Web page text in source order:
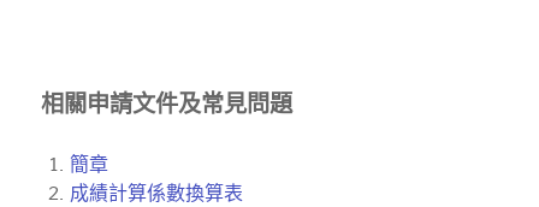
相關申請文件及常見問題
簡章
成績計算係數換算表